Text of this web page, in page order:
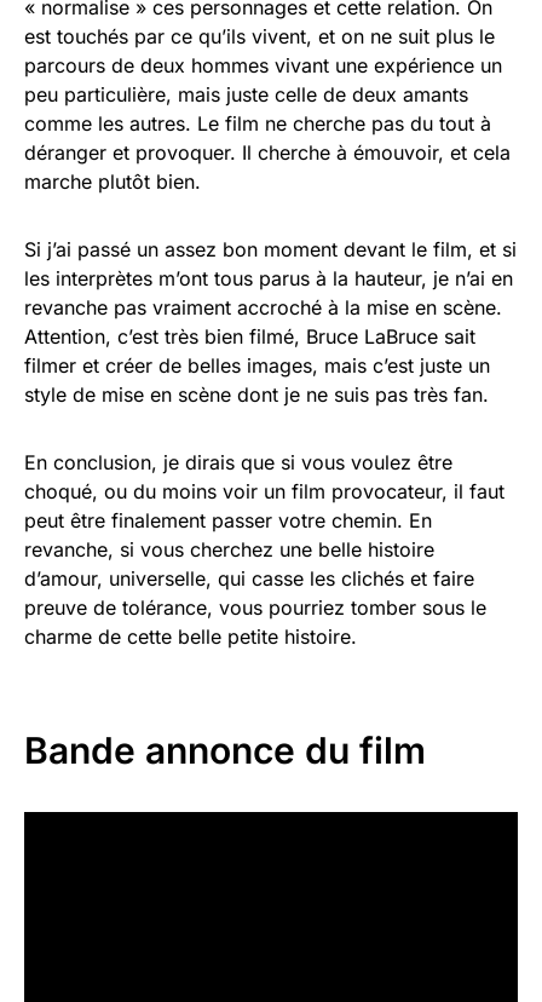
« normalise » ces personnages et cette relation. On
est touchés par ce qu’ils vivent, et on ne suit plus le
parcours de deux hommes vivant une expérience un
peu particulière, mais juste celle de deux amants
comme les autres. Le film ne cherche pas du tout à
déranger et provoquer. Il cherche à émouvoir, et cela
marche plutôt bien.
Si j’ai passé un assez bon moment devant le film, et si
les interprètes m’ont tous parus à la hauteur, je n’ai en
revanche pas vraiment accroché à la mise en scène.
Attention, c’est très bien filmé, Bruce LaBruce sait
filmer et créer de belles images, mais c’est juste un
style de mise en scène dont je ne suis pas très fan.
En conclusion, je dirais que si vous voulez être
choqué, ou du moins voir un film provocateur, il faut
peut être finalement passer votre chemin. En
revanche, si vous cherchez une belle histoire
d’amour, universelle, qui casse les clichés et faire
preuve de tolérance, vous pourriez tomber sous le
charme de cette belle petite histoire.
Bande annonce du film